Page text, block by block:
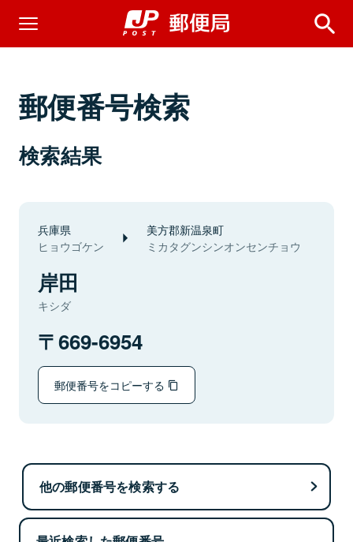
郵便番号検索
検索結果
兵庫県
ヒョウゴケン
美方郡新温泉町
ミカタグンシンオンセンチョウ
岸田
キシダ
669-6954
郵便番号をコピーする
他の郵便番号を検索する